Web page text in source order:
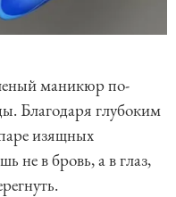
маникюр по-
Благодаря глубоким
изящных
не в бровь, а в глаз,